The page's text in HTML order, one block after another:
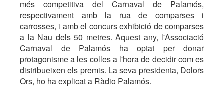
més competitiva del Carnaval de Palamós,
respectivament amb la rua de comparses i
carrosses, i amb el concurs exhibició de comparses
a la Nau dels 50 metres. Aquest any, l'Associació
Carnaval de Palamós ha optat per donar
protagonisme a les colles a l'hora de decidir com es
distribueixen els premis. La seva presidenta, Dolors
Ors, ho ha explicat a Ràdio Palamós.